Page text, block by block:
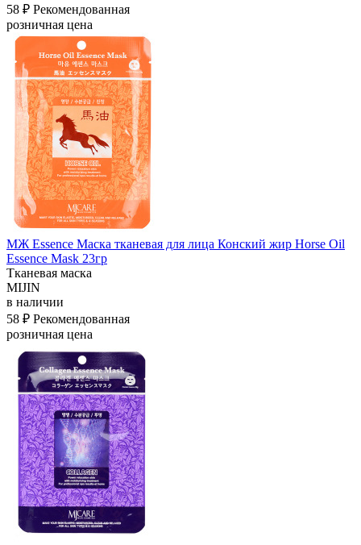
58 ₽ Рекомендованная
розничная цена
МЖ Essence Маска тканевая для лица Конский жир Horse Oil
Essence Mask 23гр
Тканевая маска
MIJIN
в наличии
58 ₽ Рекомендованная
розничная цена